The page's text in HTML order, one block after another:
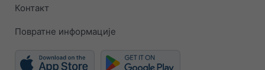
Контакт
Повратне информације